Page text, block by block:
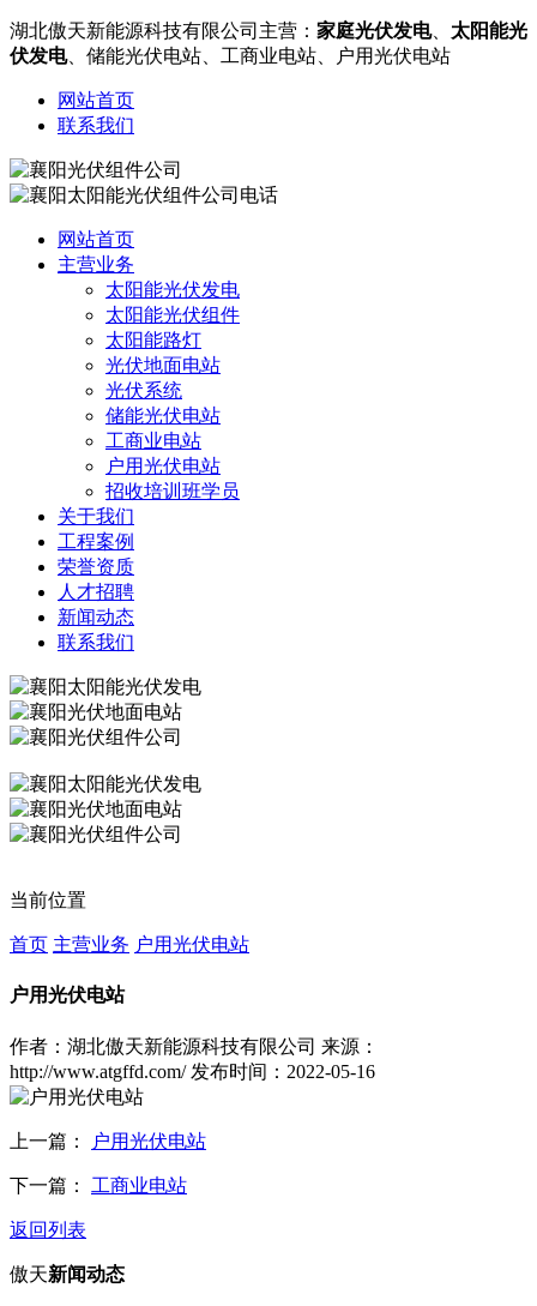
湖北傲天新能源科技有限公司主营： 家庭光伏发电、 太阳能光
伏发电、储能光伏电站、工商业电站、户用光伏电站
网站首页
联系我们
网站首页
主营业务
太阳能光伏发电
太阳能光伏组件
太阳能路灯
光伏地面电站
光伏系统
储能光伏电站
工商业电站
户用光伏电站
招收培训班学员
关于我们
工程案例
荣誉资质
人才招聘
新闻动态
联系我们
当前位置
首页 主营业务 户用光伏电站
户用光伏电站
作者：湖北傲天新能源科技有限公司 来源：
http://www.atgffd.com/ 发布时间：2022-05-16
上一篇： 户用光伏电站
下一篇： 工商业电站
返回列表
傲天新闻动态